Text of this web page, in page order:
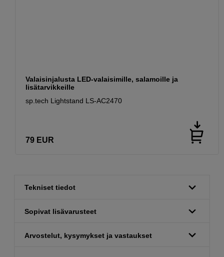
Valaisinjalusta LED-valaisimille, salamoille ja
lisätarvikkeille
sp.tech Lightstand LS-AC2470
79 EUR
Tekniset tiedot
Sopivat lisävarusteet
Arvostelut, kysymykset ja vastaukset